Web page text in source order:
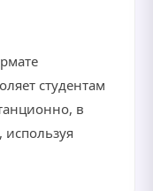
студентам
в